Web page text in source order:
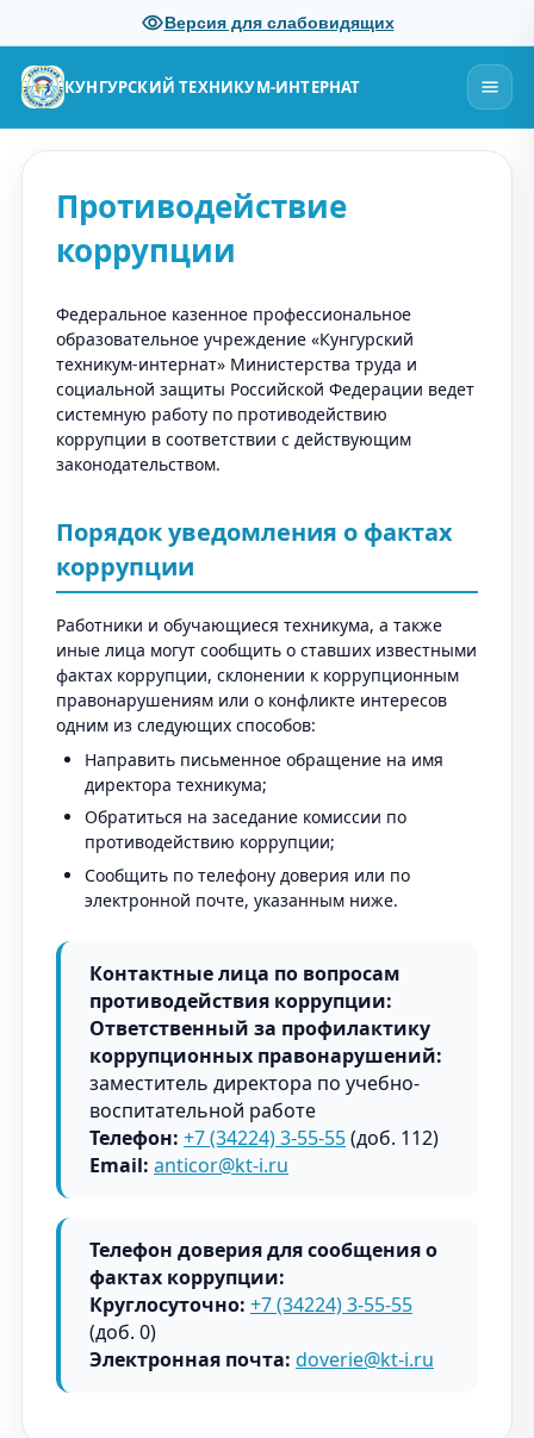
Версия для слабовидящих
КУНГУРСКИЙ ТЕХНИКУМ-ИНТЕРНАТ
Противодействие
коррупции
Федеральное казенное профессиональное
образовательное учреждение «Кунгурский
техникум-интернат» Министерства труда и
социальной защиты Российской Федерации ведет
системную работу по противодействию
коррупции в соответствии с действующим
законодательством.
Порядок уведомления о фактах
коррупции
Работники и обучающиеся техникума, а также
иные лица могут сообщить о ставших известными
фактах коррупции, склонении к коррупционным
правонарушениям или о конфликте интересов
одним из следующих способов:
Направить письменное обращение на имя
директора техникума;
Обратиться на заседание комиссии по
противодействию коррупции;
Сообщить по телефону доверия или по
электронной почте, указанным ниже.
Контактные лица по вопросам
противодействия коррупции:
Ответственный за профилактику
коррупционных правонарушений:
заместитель директора по учебно-
воспитательной работе
Телефон: +7 (34224) 3-55-55(доб. 112)
Email: anticor@kt-i.ru
Телефон доверия для сообщения о
фактах коррупции:
Круглосуточно: +7 (34224) 3-55-55
(доб. 0)
Электронная почта: doverie@kt-i.ru